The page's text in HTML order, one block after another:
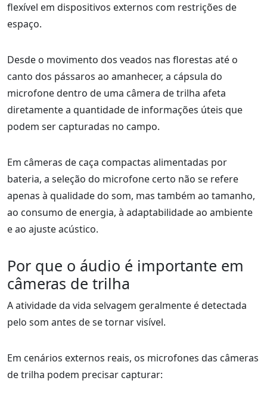
flexível em dispositivos externos com restrições de
espaço.
Desde o movimento dos veados nas florestas até o
canto dos pássaros ao amanhecer, a cápsula do
microfone dentro de uma câmera de trilha afeta
diretamente a quantidade de informações úteis que
podem ser capturadas no campo.
Em câmeras de caça compactas alimentadas por
bateria, a seleção do microfone certo não se refere
apenas à qualidade do som, mas também ao tamanho,
ao consumo de energia, à adaptabilidade ao ambiente
e ao ajuste acústico.
Por que o áudio é importante em
câmeras de trilha
A atividade da vida selvagem geralmente é detectada
pelo som antes de se tornar visível.
Em cenários externos reais, os microfones das câmeras
de trilha podem precisar capturar: